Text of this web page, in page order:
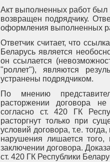
Акт выполненных работ был
возвращен подрядчику.
оформления выполненных
Ответчик считает, что
Беларусь является
он ссылается
"роллет"), являются
устранены подрядчиком.
По мнению
расторжении договора не
согласно ст. 420 ГК
расторгнут только при
условий договора, т.е.
нарушения лишается
заключении договора.
ст. 420 ГК Республики